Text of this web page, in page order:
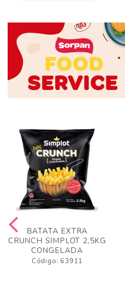
BATATA EXTRA
CRUNCH SIMPLOT 2,5KG
CONGELADA
Código: 63911